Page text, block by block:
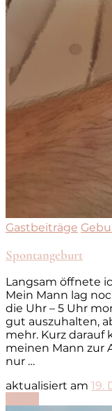
Gastbeiträge
Spontangeburt
Langsam öffnete
Mein Mann lag
die Uhr – 5 Uhr
gut auszuhalten,
mehr. Kurz darauf
meinen Mann zur
nur …
aktualisiert am 19.